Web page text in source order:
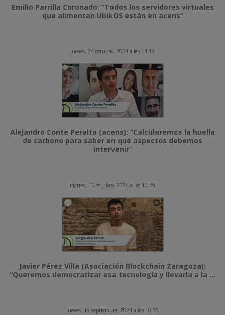
Emilio Parrilla Coronado: “Todos los servidores virtuales
que alimentan UbikOS están en acens”
jueves, 24 octubre, 2024 a las 14:19
Alejandro Conte Peralta (acens): “Calcularemos la huella
de carbono para saber en qué aspectos debemos
intervenir”
martes, 15 octubre, 2024 a las 10:29
Javier Pérez Villa (Asociación Blockchain Zaragoza):
“Queremos democratizar esa tecnología y llevarla a la ...
jueves, 19 septiembre, 2024 a las 10:55